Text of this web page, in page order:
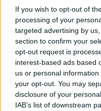
If you wish to opt-out of
processing of your
targeted advertising by
section to confirm your
opt-out request is
interest-based ads based
us or personal
your opt-out. You may
disclosure of your
IAB’s list of downstream
Εδώ θα βρείτε τις
το μοναδικό τους στυλ
ΑΝΟΞΕΊΔΩΤΟ ΑΤΣΆΛΙ -10%